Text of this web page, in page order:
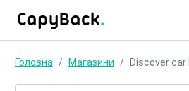
Головна Магазини Discover car